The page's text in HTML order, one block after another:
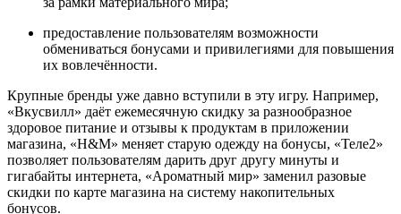
предоставление пользователям возможности
обмениваться бонусами и привилегиями для повышения
их вовлечённости.
Крупные бренды уже давно вступили в эту игру. Например,
«Вкусвилл» даёт ежемесячную скидку за разнообразное
здоровое питание и отзывы к продуктам в приложении
магазина, «H&M» меняет старую одежду на бонусы, «Теле2»
позволяет пользователям дарить друг другу минуты и
гигабайты интернета, «Ароматный мир» заменил разовые
скидки по карте магазина на систему накопительных
бонусов.